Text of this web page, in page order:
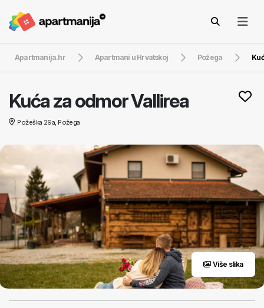
Apartmanija.hr Apartmani u Hrvatskoj Požega
Kuća za odmor Vallirea
Požeška 29a, Požega
Više slika